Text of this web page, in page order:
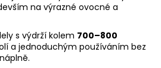
na výrazné ovocné a
s výdrží kolem 700–800
a jednoduchým používáním bez